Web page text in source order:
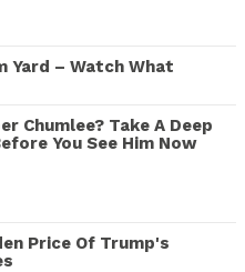
Yard – Watch What
Chumlee? Take A Deep
You See Him Now
Price Of Trump's